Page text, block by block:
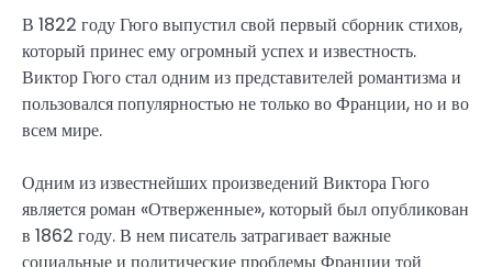
В 1822 году Гюго выпустил свой первый сборник стихов,
который принес ему огромный успех и известность.
Виктор Гюго стал одним из представителей романтизма и
пользовался популярностью не только во Франции, но и во
всем мире.
Одним из известнейших произведений Виктора Гюго
является роман «Отверженные», который был опубликован
в 1862 году. В нем писатель затрагивает важные